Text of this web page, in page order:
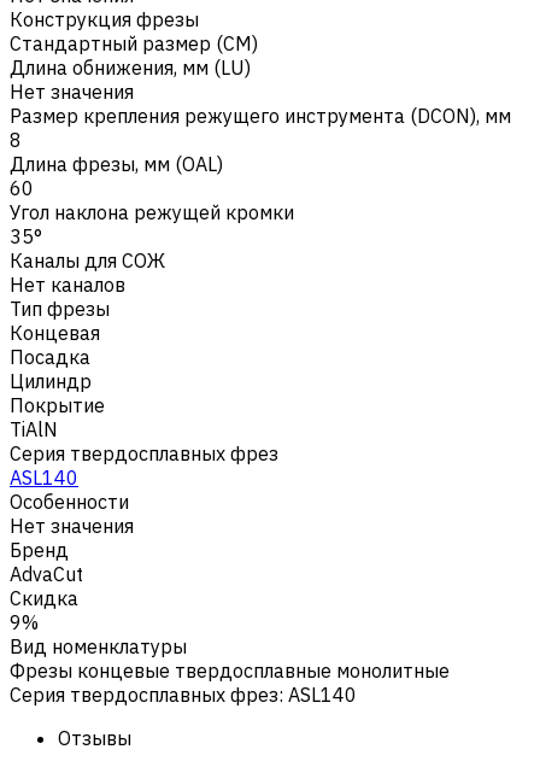
Конструкция фрезы
Стандартный размер (CM)
Длина обнижения, мм (LU)
Нет значения
Размер крепления режущего инструмента (DCON), мм
8
Длина фрезы, мм (OAL)
60
Угол наклона режущей кромки
35°
Каналы для СОЖ
Нет каналов
Тип фрезы
Концевая
Посадка
Цилиндр
Покрытие
TiAlN
Серия твердосплавных фрез
ASL140
Особенности
Нет значения
Бренд
AdvaCut
Скидка
9%
Вид номенклатуры
Фрезы концевые твердосплавные монолитные
Серия твердосплавных фрез: ASL140
Отзывы